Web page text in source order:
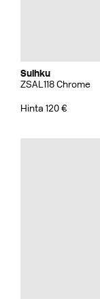
Suihku
ZSAL118 Chrome
Hinta 120 €